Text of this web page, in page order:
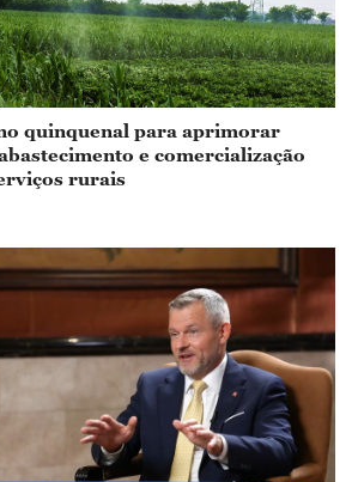
quinquenal para aprimorar
e comercialização
rurais